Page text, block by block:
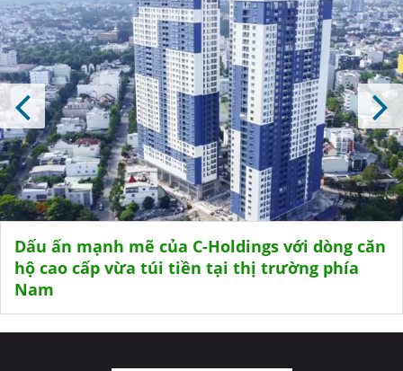
Dấu ấn mạnh mẽ của C-Holdings với dòng căn
hộ cao cấp vừa túi tiền tại thị trường phía
Nam